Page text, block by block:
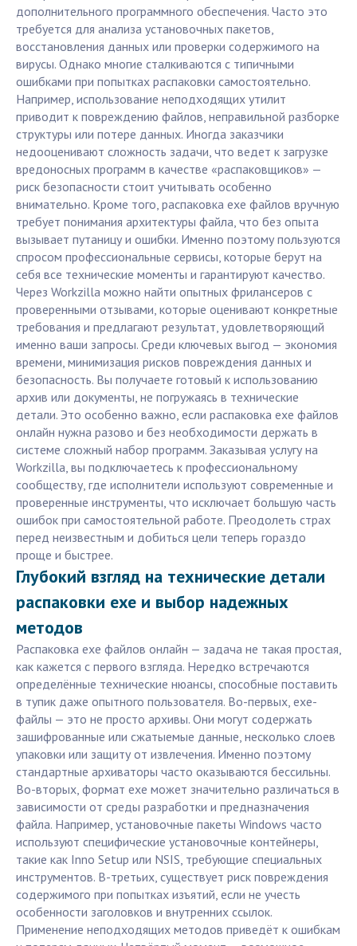
дополнительного программного обеспечения. Часто это
требуется для анализа установочных пакетов,
восстановления данных или проверки содержимого на
вирусы. Однако многие сталкиваются с типичными
ошибками при попытках распаковки самостоятельно.
Например, использование неподходящих утилит
приводит к повреждению файлов, неправильной разборке
структуры или потере данных. Иногда заказчики
недооценивают сложность задачи, что ведет к загрузке
вредоносных программ в качестве «распаковщиков» —
риск безопасности стоит учитывать особенно
внимательно. Кроме того, распаковка exe файлов вручную
требует понимания архитектуры файла, что без опыта
вызывает путаницу и ошибки. Именно поэтому пользуются
спросом профессиональные сервисы, которые берут на
себя все технические моменты и гарантируют качество.
Через Workzilla можно найти опытных фрилансеров с
проверенными отзывами, которые оценивают конкретные
требования и предлагают результат, удовлетворяющий
именно ваши запросы. Среди ключевых выгод — экономия
времени, минимизация рисков повреждения данных и
безопасность. Вы получаете готовый к использованию
архив или документы, не погружаясь в технические
детали. Это особенно важно, если распаковка exe файлов
онлайн нужна разово и без необходимости держать в
системе сложный набор программ. Заказывая услугу на
Workzilla, вы подключаетесь к профессиональному
сообществу, где исполнители используют современные и
проверенные инструменты, что исключает большую часть
ошибок при самостоятельной работе. Преодолеть страх
перед неизвестным и добиться цели теперь гораздо
проще и быстрее.
Глубокий взгляд на технические детали
распаковки exe и выбор надежных
методов
Распаковка exe файлов онлайн — задача не такая простая,
как кажется с первого взгляда. Нередко встречаются
определённые технические нюансы, способные поставить
в тупик даже опытного пользователя. Во-первых, exe-
файлы — это не просто архивы. Они могут содержать
зашифрованные или сжатыемые данные, несколько слоев
упаковки или защиту от извлечения. Именно поэтому
стандартные архиваторы часто оказываются бессильны.
Во-вторых, формат exe может значительно различаться в
зависимости от среды разработки и предназначения
файла. Например, установочные пакеты Windows часто
используют специфические установочные контейнеры,
такие как Inno Setup или NSIS, требующие специальных
инструментов. В-третьих, существует риск повреждения
содержимого при попытках изъятий, если не учесть
особенности заголовков и внутренних ссылок.
Применение неподходящих методов приведёт к ошибкам